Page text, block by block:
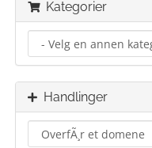
Kategorier
Handlinger